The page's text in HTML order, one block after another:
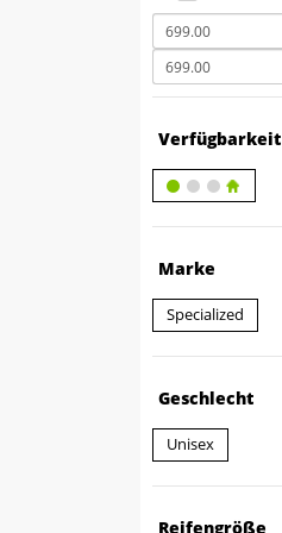
Verfügbarkeit
Marke
Specialized
Geschlecht
Unisex
Reifengröße